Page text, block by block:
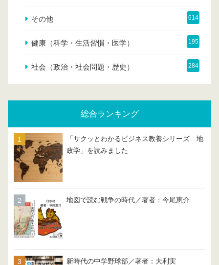
その他 614
健康（科学・生活習慣・医学） 195
社会（政治・社会問題・歴史） 284
総合ランキング
「サクッとわかるビジネス教養シリーズ 地
政学」を読みました
地図で読む戦争の時代／著者：今尾恵介
新時代の中学野球部／著者：大利実